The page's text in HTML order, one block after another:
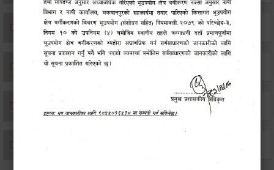
सम्बन्ध विच्छेद दर्ता
बसाइ-सराई जाने/आउने दर्ता